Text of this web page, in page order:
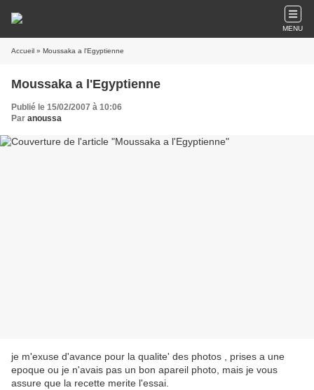
MENU
Accueil » Moussaka a l'Egyptienne
Moussaka a l'Egyptienne
Publié le 15/02/2007 à 10:06
Par anoussa
je m'exuse d'avance pour la qualite' des photos , prises a une
epoque ou je n'avais pas un bon apareil photo, mais je vous
assure que la recette merite l'essai.